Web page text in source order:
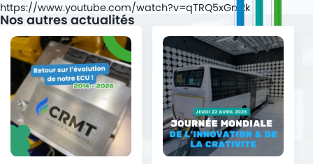
https://www.youtube.com/watch?v=qTRQ5xGrx2k
Nos autres actualités